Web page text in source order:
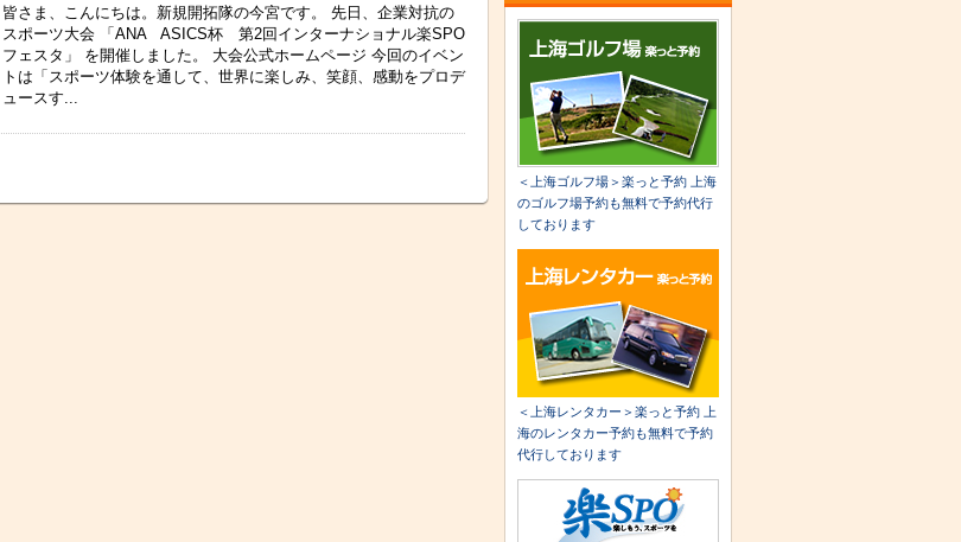
皆さま、こんにちは。新規開拓隊の今宮です。 先日、企業対抗の
スポーツ大会 「ANA ASICS杯 第2回インターナショナル楽SPO
フェスタ」 を開催しました。 大会公式ホームページ 今回のイベン
トは「スポーツ体験を通して、世界に楽しみ、笑顔、感動をプロデ
ュースす...
＜上海ゴルフ場＞楽っと予約 上海
のゴルフ場予約も無料で予約代行
しております
＜上海レンタカー＞楽っと予約 上
海のレンタカー予約も無料で予約
代行しております